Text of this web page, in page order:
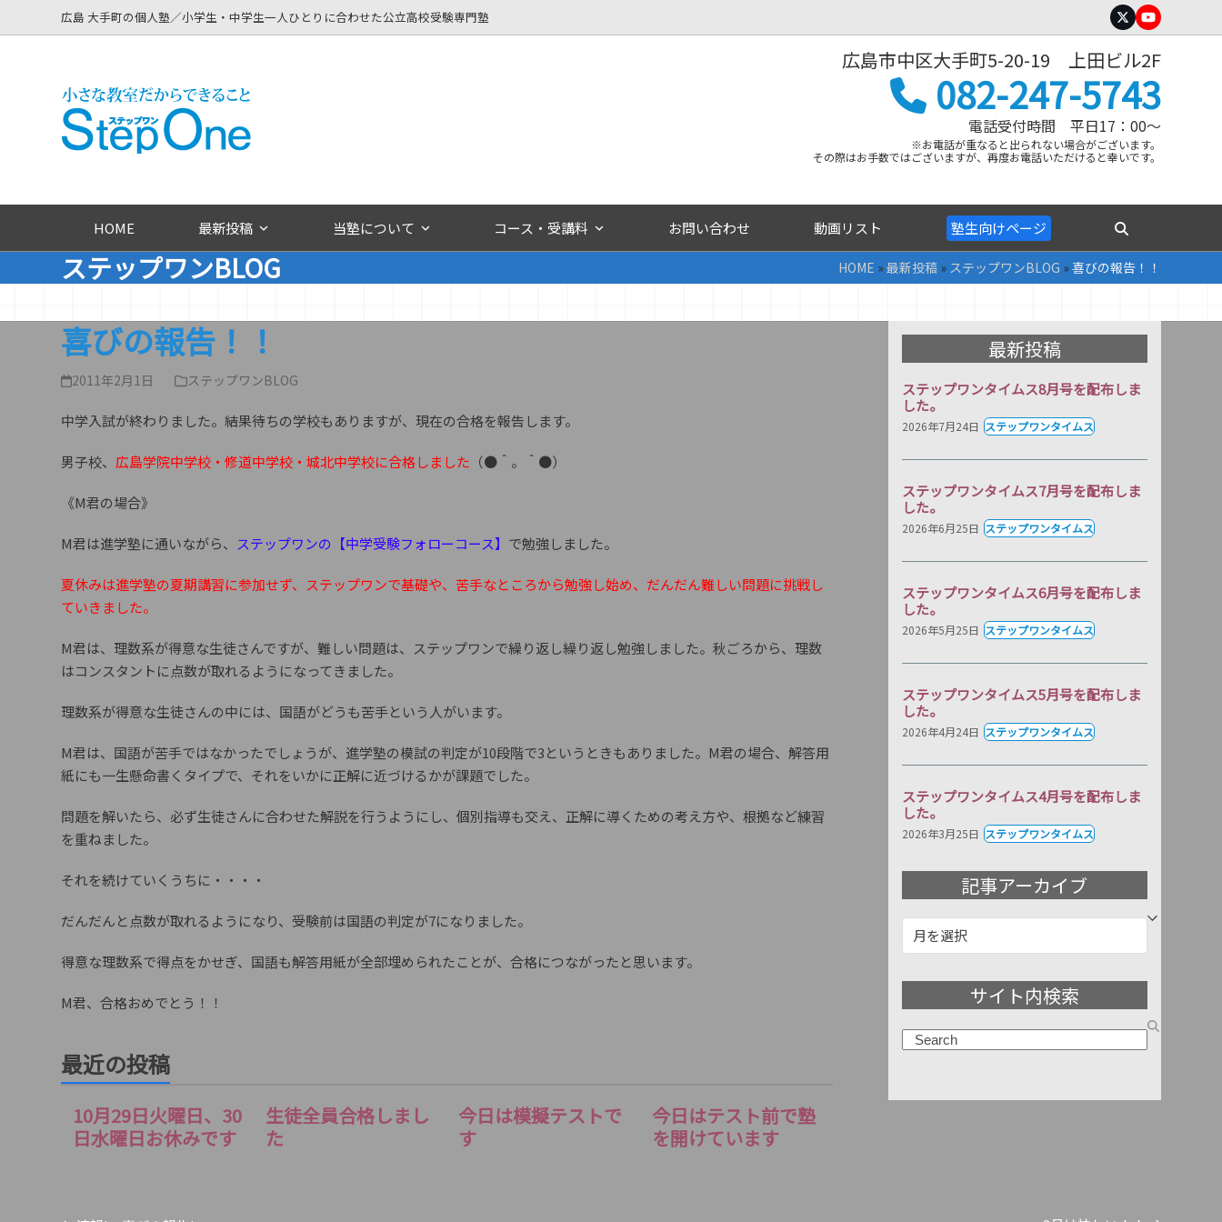
to
広島 大手町の個人塾／小学生・中学生一人ひとりに合わせた公立高校受験専門塾 TwitterYouTube
広島市中区大手町5-20-19 上田ビル2F
082-247-5743
電話受付時間 平日17：00～
※お電話が重なると出られない場合がございます。
その際はお手数ではございますが、再度お電話いただけると幸いです。
HOME 最新投稿 当塾について コース・受講料 お問い合わせ 動画リスト 塾生向けページ
ステップワンBLOG HOME »最新投稿» ステップワンBLOG »喜びの報告！！
喜びの報告！！
2011年2月1日 ステップワンBLOG
中学入試が終わりました。結果待ちの学校もありますが、現在の合格を報告します。
男子校、 広島学院中学校・修道中学校・城北中学校に合格しました （●＾。＾●）
《M君の場合》
M君は進学塾に通いながら、 ステップワンの【中学受験フォローコース】 で勉強しました。
夏休みは進学塾の夏期講習に参加せず、ステップワンで基礎や、苦手なところから勉強し始め、だんだん難しい問題に挑戦し
ていきました。
M君は、理数系が得意な生徒さんですが、難しい問題は、ステップワンで繰り返し繰り返し勉強しました。秋ごろから、理数
はコンスタントに点数が取れるようになってきました。
理数系が得意な生徒さんの中には、国語がどうも苦手という人がいます。
M君は、国語が苦手ではなかったでしょうが、進学塾の模試の判定が10段階で3というときもありました。M君の場合、解答用
紙にも一生懸命書くタイプで、それをいかに正解に近づけるかが課題でした。
問題を解いたら、必ず生徒さんに合わせた解説を行うようにし、個別指導も交え、正解に導くための考え方や、根拠など練習
を重ねました。
それを続けていくうちに・・・・
だんだんと点数が取れるようになり、受験前は国語の判定が7になりました。
得意な理数系で得点をかせぎ、国語も解答用紙が全部埋められたことが、合格につながったと思います。
M君、合格おめでとう！！
最近の投稿
10月29日火曜日、30
日水曜日お休みです
生徒全員合格しまし
た
今日は模擬テストで
す
今日はテスト前で塾
を開けています
最新投稿
ステップワンタイムス8月号を配布しま
した。
2026年7月24日 ステップワンタイムス
ステップワンタイムス7月号を配布しま
した。
2026年6月25日 ステップワンタイムス
ステップワンタイムス6月号を配布しま
した。
2026年5月25日 ステップワンタイムス
ステップワンタイムス5月号を配布しま
した。
2026年4月24日 ステップワンタイムス
ステップワンタイムス4月号を配布しま
した。
2026年3月25日 ステップワンタイムス
記事アーカイブ
事
サイト内検索